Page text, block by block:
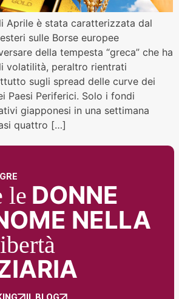
Aprile è stata caratterizzata dal
sulle Borse europee
della tempesta “greca” che ha
volatilità, peraltro rientrati
sugli spread delle curve dei
Paesi Periferici. Solo i fondi
giapponesi in una settimana
quattro […]
le DONNE
NELLA